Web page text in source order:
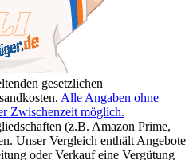
gesetzlichen
Alle Angaben ohne
Zwischenzeit möglich.
(z.B. Amazon Prime,
Unser Vergleich enthält Angebote
oder Verkauf eine Vergütung